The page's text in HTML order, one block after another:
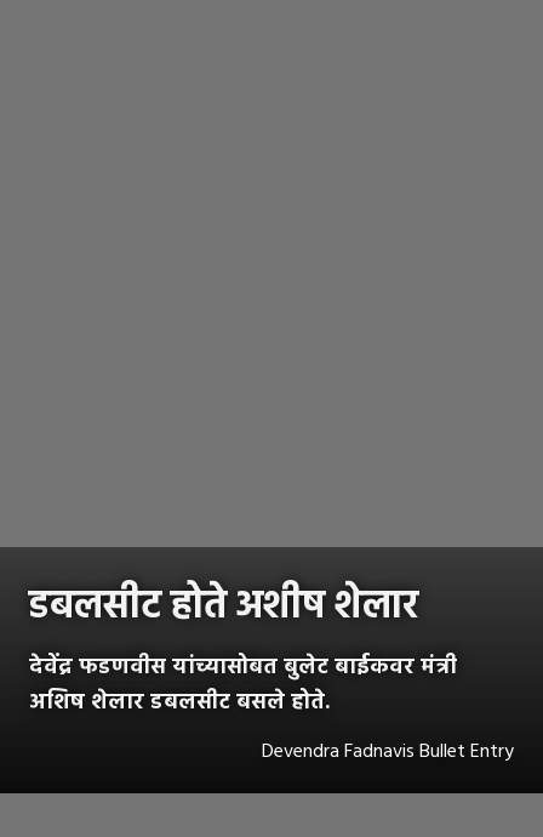
डबलसीट होते अशीष शेलार
देवेंद्र फडणवीस यांच्यासोबत बुलेट बाईकवर मंत्री
अशिष शेलार डबलसीट बसले होते.
Devendra Fadnavis Bullet Entry